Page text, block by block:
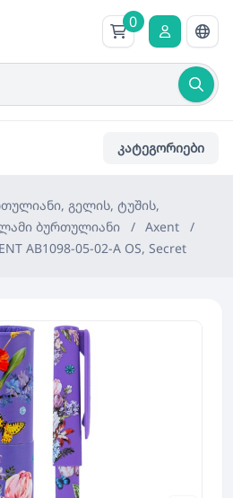
0
კატეგორიები
გელის, ტუშის,
ბურთულიანი / Axent
/
AB1098-05-02-A OS, Secret